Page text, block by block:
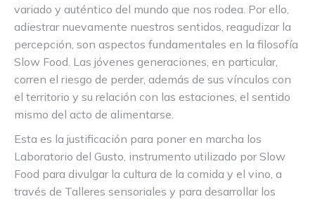
variado y auténtico del mundo que nos rodea. Por ello,
adiestrar nuevamente nuestros sentidos, reagudizar la
percepción, son aspectos fundamentales en la filosofía
Slow Food. Las jóvenes generaciones, en particular,
corren el riesgo de perder, además de sus vínculos con
el territorio y su relación con las estaciones, el sentido
mismo del acto de alimentarse.
Esta es la justificación para poner en marcha los
Laboratorio del Gusto, instrumento utilizado por Slow
Food para divulgar la cultura de la comida y el vino, a
través de Talleres sensoriales y para desarrollar los